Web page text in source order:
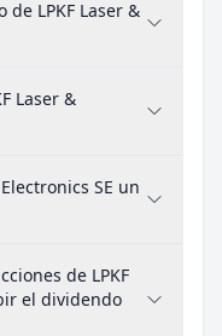
LPKF Laser &
Laser &
SE un
de LPKF
el dividendo